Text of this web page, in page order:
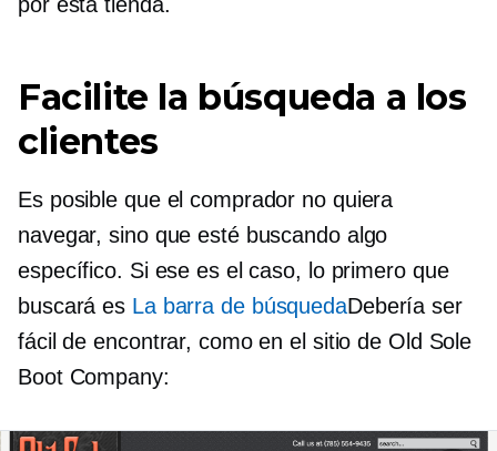
por esta tienda.
Facilite la búsqueda a los
clientes
Es posible que el comprador no quiera
navegar, sino que esté buscando algo
específico. Si ese es el caso, lo primero que
buscará es La barra de búsquedaDebería ser
fácil de encontrar, como en el sitio de Old Sole
Boot Company: